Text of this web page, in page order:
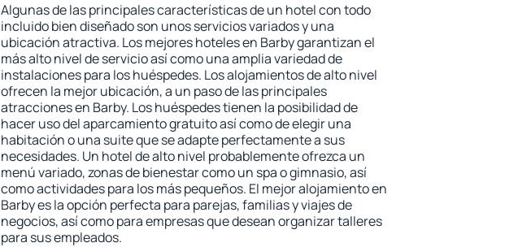
Algunas de las principales características de un hotel con todo
incluido bien diseñado son unos servicios variados y una
ubicación atractiva. Los mejores hoteles en Barby garantizan el
más alto nivel de servicio así como una amplia variedad de
instalaciones para los huéspedes. Los alojamientos de alto nivel
ofrecen la mejor ubicación, a un paso de las principales
atracciones en Barby. Los huéspedes tienen la posibilidad de
hacer uso del aparcamiento gratuito así como de elegir una
habitación o una suite que se adapte perfectamente a sus
necesidades. Un hotel de alto nivel probablemente ofrezca un
menú variado, zonas de bienestar como un spa o gimnasio, así
como actividades para los más pequeños. El mejor alojamiento en
Barby es la opción perfecta para parejas, familias y viajes de
negocios, así como para empresas que desean organizar talleres
para sus empleados.